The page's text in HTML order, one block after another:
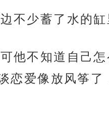
不少蓄了水的缸
他不知道自己
恋爱像放风筝了